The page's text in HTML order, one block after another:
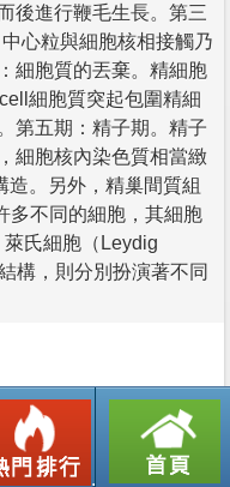
後進行鞭毛生長。第三
心粒與細胞核相接觸乃
細胞質的丟棄。精細胞
細胞質突起包圍精細
第五期：精子期。精子
細胞核內染色質相當緻
造。另外，精巢間質組
多不同的細胞，其細胞
氏細胞（Leydig
構，則分別扮演著不同
返回列表